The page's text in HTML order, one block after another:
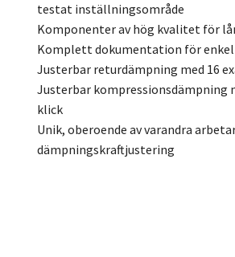
testat inställningsområde
Komponenter av hög kvalitet för
Komplett dokumentation för
Justerbar returdämpning med 16
Justerbar kompressionsdämpning
klick
Unik, oberoende av varandra
dämpningskraftjustering